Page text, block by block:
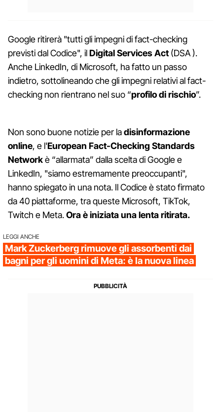
Google ritirerà "tutti gli impegni di fact-checking
previsti dal Codice", ilDigital Services Act (DSA ).
Anche LinkedIn, di Microsoft, ha fatto un passo
indietro, sottolineando che gli impegni relativi al fact-
checking non rientrano nel suo “profilo di rischio”.
Non sono buone notizie per ladisinformazione
online, e l'European Fact-Checking Standards
Networkè “allarmata” dalla scelta di Google e
LinkedIn, "siamo estremamente preoccupanti",
hanno spiegato in una nota. Il Codice è stato firmato
da 40 piattaforme, tra queste Microsoft, TikTok,
Twitch e Meta.Ora è iniziata una lenta ritirata.
LEGGI ANCHE
Mark Zuckerberg rimuove gli assorbenti dai
bagni per gli uomini di Meta: è la nuova linea